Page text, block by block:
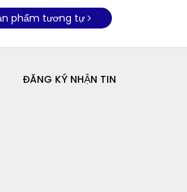
phẩm tương tự
ĐĂNG KÝ NHẬN TIN